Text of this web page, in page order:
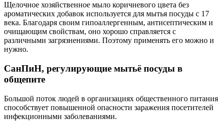
Щелочное хозяйственное мыло коричневого цвета без
ароматических добавок используется для мытья посуды с 17
века. Благодаря своим гипоаллергенным, антисептическим и
очищающим свойствам, оно хорошо справляется с
различными загрязнениями. Поэтому применять его можно и
нужно.
СанПиН, регулирующие мытьё посуды в
общепите
Большой поток людей в организациях общественного питания
способствует повышенной опасности заражения посетителей
инфекционными заболеваниями.